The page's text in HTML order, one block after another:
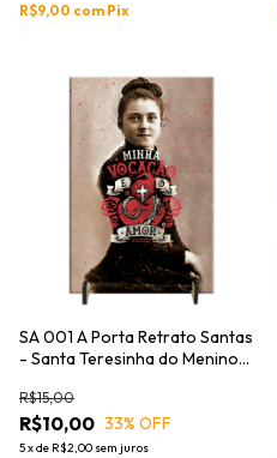
R$9,00 com Pix
SA 001 A Porta Retrato Santas
- Santa Teresinha do Menino
R$10,00
R$15,00
33% OFF
5xde R$2,00 sem juros